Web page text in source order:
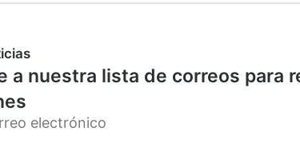
a nuestra lista de correos para